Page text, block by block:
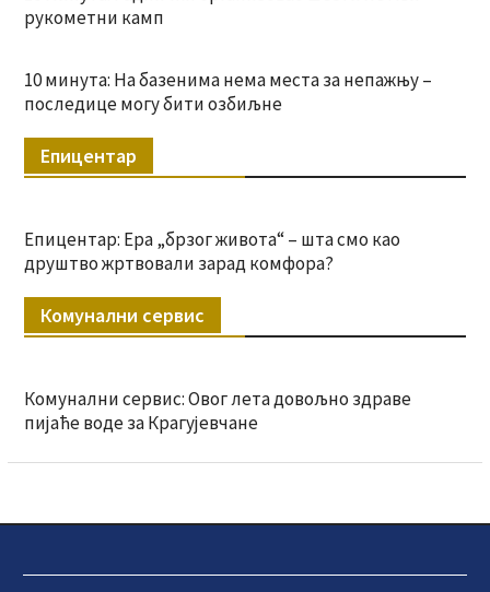
рукометни камп
10 минута: На базенима нема места за непажњу –
последице могу бити озбиљне
Епицентар
Епицентар: Ера „брзог живота“ – шта смо као
друштво жртвовали зарад комфора?
Комунални сервис
Комунални сервис: Овог лета довољно здраве
пијаће воде за Крагујевчане